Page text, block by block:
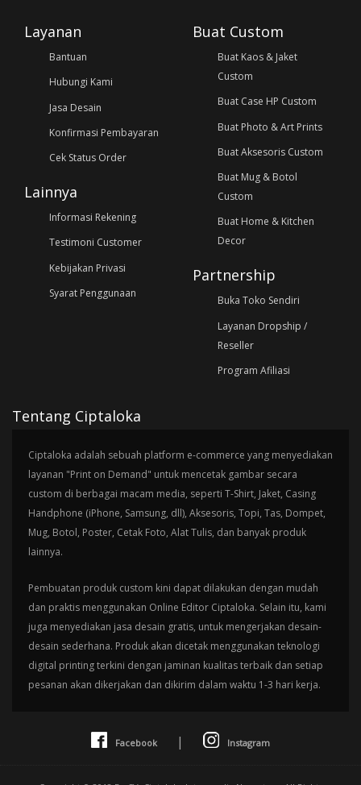
Layanan
Bantuan
Hubungi Kami
Jasa Desain
Konfirmasi Pembayaran
Cek Status Order
Lainnya
Informasi Rekening
Testimoni Customer
Kebijakan Privasi
Syarat Penggunaan
Buat Custom
Buat Kaos & Jaket
Custom
Buat Case HP Custom
Buat Photo & Art Prints
Buat Aksesoris Custom
Buat Mug & Botol
Custom
Buat Home & Kitchen
Decor
Partnership
Buka Toko Sendiri
Layanan Dropship /
Reseller
Program Afiliasi
Tentang Ciptaloka
Ciptaloka adalah sebuah platform e-commerce yang menyediakan
layanan "Print on Demand" untuk mencetak gambar secara
custom di berbagai macam media, seperti T-Shirt, Jaket, Casing
Handphone (iPhone, Samsung, dll), Aksesoris, Topi, Tas, Dompet,
Mug, Botol, Poster, Cetak Foto, Alat Tulis, dan banyak produk
lainnya.
Pembuatan produk custom kini dapat dilakukan dengan mudah
dan praktis menggunakan Online Editor Ciptaloka. Selain itu, kami
juga menyediakan jasa desain gratis, untuk mengerjakan desain-
desain sederhana. Produk akan dicetak menggunakan teknologi
digital printing terkini dengan jaminan kualitas terbaik dan setiap
pesanan akan dikerjakan dan dikirim dalam waktu 1-3 hari kerja.
Facebook | Instagram